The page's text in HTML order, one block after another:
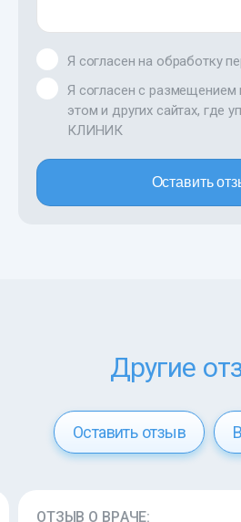
Я согласен на обработку
Я согласен с размещением
этом и других сайтах, где
КЛИНИК
Оставить
Другие
Оставить отзыв
ОТЗЫВ О ВРАЧЕ: